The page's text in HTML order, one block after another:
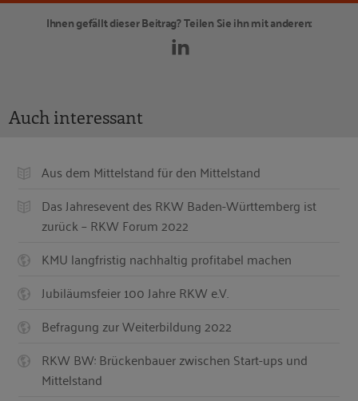
Ihnen gefällt dieser Beitrag? Teilen Sie ihn mit anderen:
Auch interessant
Aus dem Mittelstand für den Mittelstand
Das Jahresevent des RKW Baden-Württemberg ist
zurück – RKW Forum 2022
KMU langfristig nachhaltig profitabel machen
Jubiläumsfeier 100 Jahre RKW e.V.
Befragung zur Weiterbildung 2022
RKW BW: Brückenbauer zwischen Start-ups und
Mittelstand